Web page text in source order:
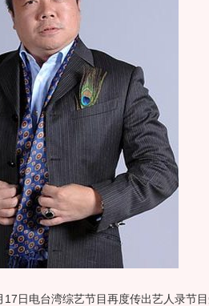
电台湾综艺节目再度传出艺人录节目